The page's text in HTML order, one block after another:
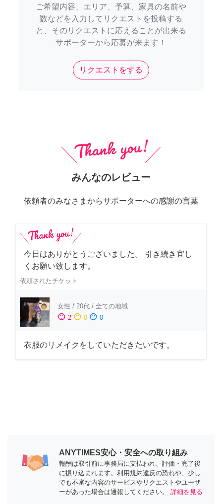
ご希望内容、エリア、予算、家具の名前や
数などを入力してリクエストを投稿する
と、そのリクエストに応えることが出来る
サポーターから応募が来ます！
リクエストをする
みんなのレビュー
依頼者のみなさまからサポーターへの感謝の言葉
今日はありがとうございました。 引き続き宜し
くお願い致します。
依頼されたチケット
女性 / 20代 / 全ての地域
sentiment_satisfied 2 sentiment_neutral 0 sentiment_dissatisfied 0
衣服のリメイクをしていただきたいです。
ANYTIMES安心・安全への取り組み
報酬は取引前に事務局に支払われ、評価・完了後
に振り込まれます。利用規約違反の恐れや、少し
でも不審な内容のサービスやリクエストやユーザ
ーがあった場合は通報してください。
詳細を見る